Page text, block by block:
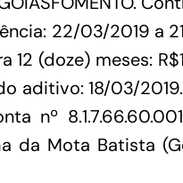
22/03/2019 a
(doze) meses:
aditivo: 18/03/
nº
da Mota Batista